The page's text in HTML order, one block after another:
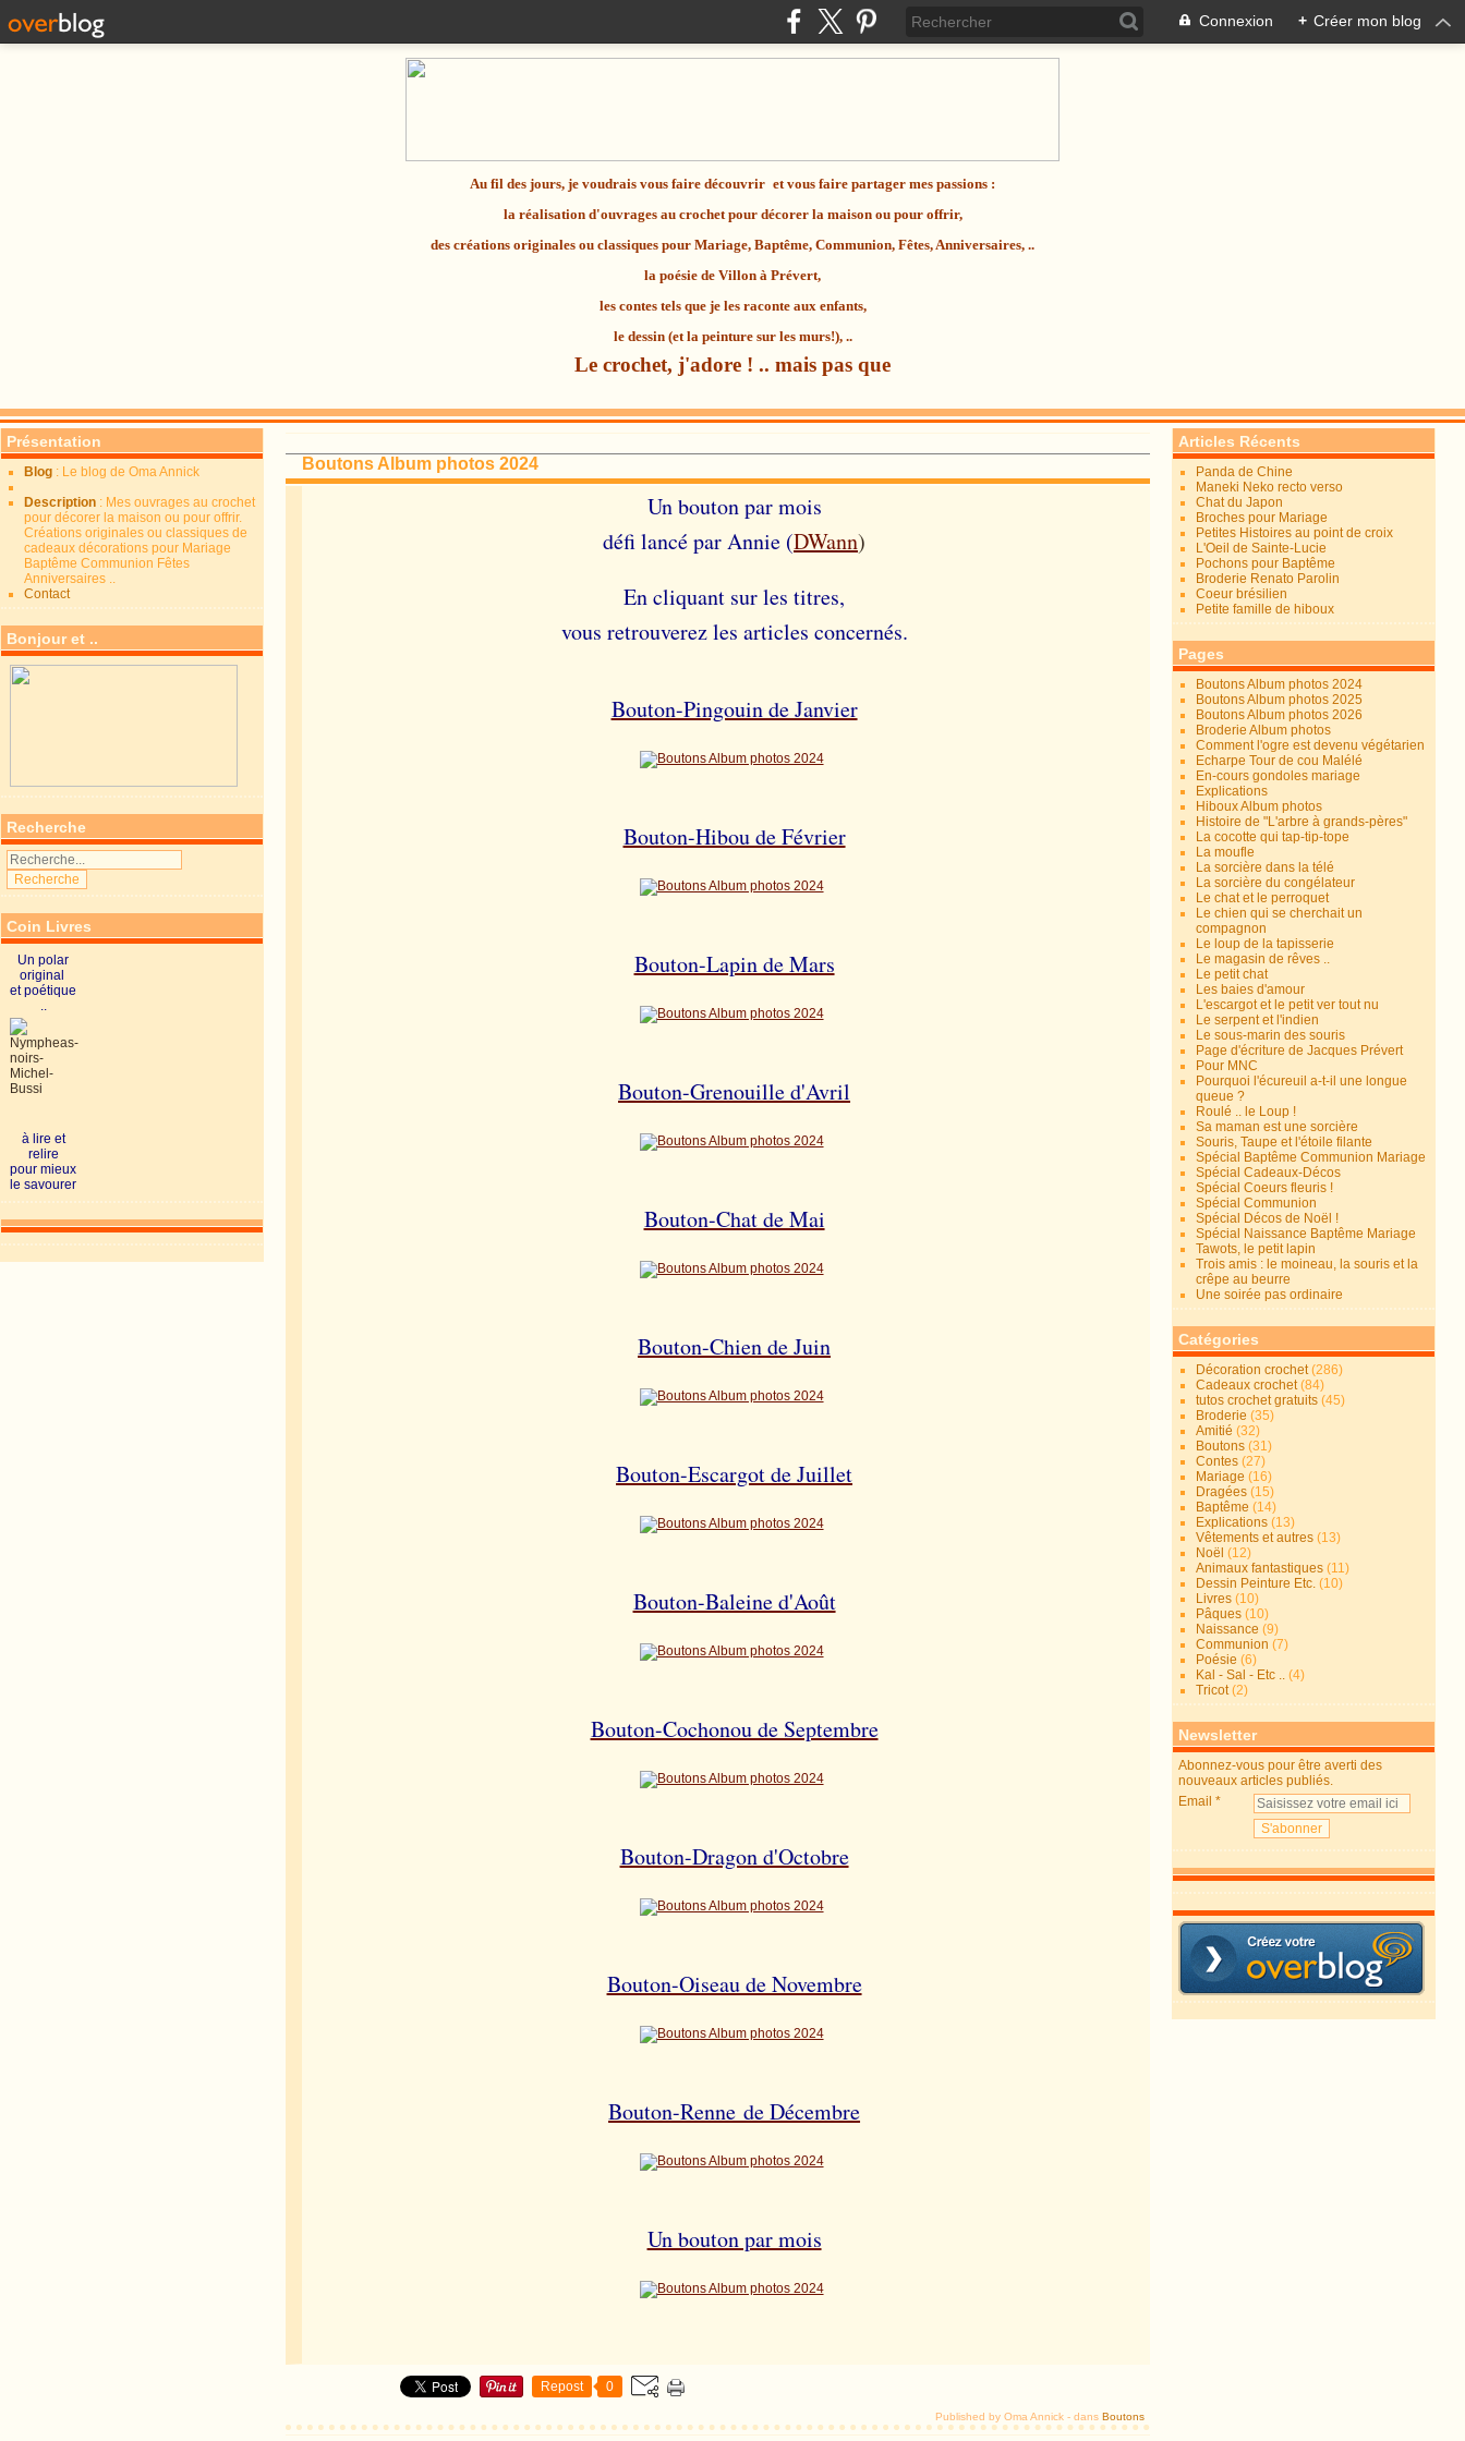
Connexion + Créer mon blog
Au fil des jours, je voudrais vous faire découvrir et vous faire partager mes passions :
la réalisation d'ouvrages au crochetpour décorer la maison ou pour offrir,
des créations originales ou classiques pour Mariage, Baptême, Communion, Fêtes, Anniversaires, ..
la poésie de Villon à Prévert,
les contes tels que je les raconte aux enfants,
le dessin (et la peinture sur les murs!), ..
Le crochet, j'adore ! .. mais pas que
Présentation
Blog : Le blog de Oma Annick
Description : Mes ouvrages au crochet
pour décorer la maison ou pour offrir.
Créations originales ou classiques de
cadeaux décorations pour Mariage
Baptême Communion Fêtes
Anniversaires ..
Contact
Bonjour et ..
Recherche
Coin Livres
Un polar
original
et poétique
..
à lire et
relire
pour mieux
le savourer
Boutons Album photos 2024
Un bouton par mois
défi lancé par Annie (DWann)
En cliquant sur les titres,
vous retrouverez les articles concernés.
Bouton-Pingouin de Janvier
Bouton-Hibou de Février
Bouton-Lapin de Mars
Bouton-Grenouille d'Avril
Bouton-Chat de Mai
Bouton-Chien de Juin
Bouton-Escargot de Juillet
Bouton-Baleine d'Août
Bouton-Cochonou de Septembre
Bouton-Dragon d'Octobre
Bouton-Oiseau de Novembre
Bouton-Renne de Décembre
Un bouton par mois
Repost 0
Published by Oma Annick - dansBoutons
Articles Récents
Panda de Chine
Maneki Neko recto verso
Chat du Japon
Broches pour Mariage
Petites Histoires au point de croix
L'Oeil de Sainte-Lucie
Pochons pour Baptême
Broderie Renato Parolin
Coeur brésilien
Petite famille de hiboux
Pages
Boutons Album photos 2024
Boutons Album photos 2025
Boutons Album photos 2026
Broderie Album photos
Comment l'ogre est devenu végétarien
Echarpe Tour de cou Malélé
En-cours gondoles mariage
Explications
Hiboux Album photos
Histoire de "L'arbre à grands-pères"
La cocotte qui tap-tip-tope
La moufle
La sorcière dans la télé
La sorcière du congélateur
Le chat et le perroquet
Le chien qui se cherchait un
compagnon
Le loup de la tapisserie
Le magasin de rêves ..
Le petit chat
Les baies d'amour
L'escargot et le petit ver tout nu
Le serpent et l'indien
Le sous-marin des souris
Page d'écriture de Jacques Prévert
Pour MNC
Pourquoi l'écureuil a-t-il une longue
queue ?
Roulé .. le Loup !
Sa maman est une sorcière
Souris, Taupe et l'étoile filante
Spécial Baptême Communion Mariage
Spécial Cadeaux-Décos
Spécial Coeurs fleuris !
Spécial Communion
Spécial Décos de Noël !
Spécial Naissance Baptême Mariage
Tawots, le petit lapin
Trois amis : le moineau, la souris et la
crêpe au beurre
Une soirée pas ordinaire
Catégories
Décoration crochet(286)
Cadeaux crochet(84)
tutos crochet gratuits (45)
Broderie (35)
Amitié (32)
Boutons (31)
Contes (27)
Mariage (16)
Dragées (15)
Baptême (14)
Explications (13)
Vêtements et autres (13)
Noël (12)
Animaux fantastiques (11)
Dessin Peinture Etc. (10)
Livres (10)
Pâques (10)
Naissance (9)
Communion (7)
Poésie (6)
Kal - Sal - Etc .. (4)
Tricot(2)
Newsletter
Abonnez-vous pour être averti des
nouveaux articles publiés.
Email